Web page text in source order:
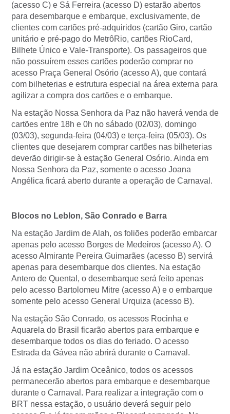
(acesso C) e Sá Ferreira (acesso D) estarão abertos
para desembarque e embarque, exclusivamente, de
clientes com cartões pré-adquiridos (cartão Giro, cartão
unitário e pré-pago do MetrôRio, cartões RioCard,
Bilhete Único e Vale-Transporte). Os passageiros que
não possuírem esses cartões poderão comprar no
acesso Praça General Osório (acesso A), que contará
com bilheterias e estrutura especial na área externa para
agilizar a compra dos cartões e o embarque.
Na estação Nossa Senhora da Paz não haverá venda de
cartões entre 18h e 0h no sábado (02/03), domingo
(03/03), segunda-feira (04/03) e terça-feira (05/03). Os
clientes que desejarem comprar cartões nas bilheterias
deverão dirigir-se à estação General Osório. Ainda em
Nossa Senhora da Paz, somente o acesso Joana
Angélica ficará aberto durante a operação de Carnaval.
Blocos no Leblon, São Conrado e Barra
Na estação Jardim de Alah, os foliões poderão embarcar
apenas pelo acesso Borges de Medeiros (acesso A). O
acesso Almirante Pereira Guimarães (acesso B) servirá
apenas para desembarque dos clientes. Na estação
Antero de Quental, o desembarque será feito apenas
pelo acesso Bartolomeu Mitre (acesso A) e o embarque
somente pelo acesso General Urquiza (acesso B).
Na estação São Conrado, os acessos Rocinha e
Aquarela do Brasil ficarão abertos para embarque e
desembarque todos os dias do feriado. O acesso
Estrada da Gávea não abrirá durante o Carnaval.
Já na estação Jardim Oceânico, todos os acessos
permanecerão abertos para embarque e desembarque
durante o Carnaval. Para realizar a integração com o
BRT nessa estação, o usuário deverá seguir pelo